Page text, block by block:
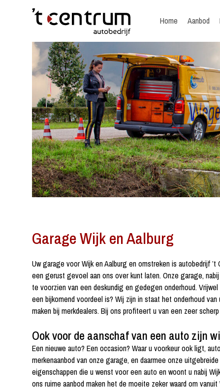
Home Aanbod
Garage Wijk en Aalburg
Uw garage voor Wijk en Aalburg en omstreken is autobedrijf
een gerust gevoel aan ons over kunt laten. Onze garage,
te voorzien van een deskundig en gedegen onderhoud.
een bijkomend voordeel is? Wij zijn in staat het onderhoud
maken bij merkdealers. Bij ons profiteert u van een zeer
Ook voor de aanschaf van een auto zijn
Een nieuwe auto? Een occasion? Waar u voorkeur ook ligt,
merkenaanbod van onze garage, en daarmee onze
eigenschappen die u wenst voor een auto en woont u nabij
ons ruime aanbod maken het de moeite zeker waard om